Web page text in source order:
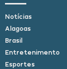
Notícias
Alagoas
Brasil
Entretenimento
Esportes